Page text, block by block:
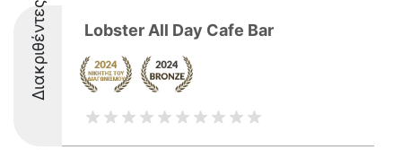
Διακριθέντες Lobster All Day Cafe Bar